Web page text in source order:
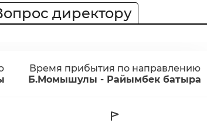
директору
Время прибытия по направлению
Б.Момышулы - Райымбек батыра